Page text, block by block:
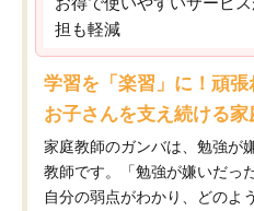
担も軽減
学習を「楽習」に！頑張
お子さんを支え続ける家
家庭教師のガンバは、勉強が
教師です。「勉強が嫌いだっ
自分の弱点がわかり、どのよ